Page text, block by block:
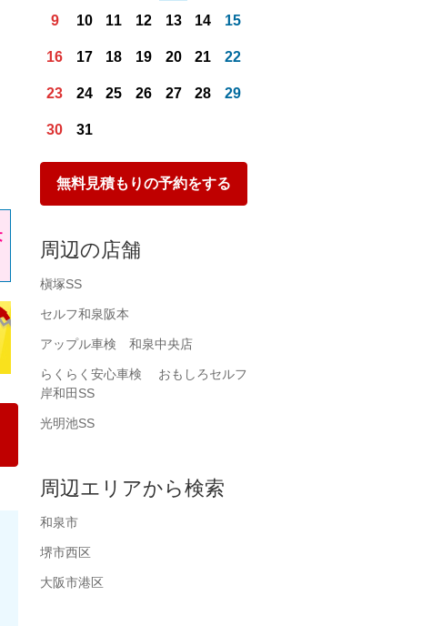
9 10 11 12 13 14 15
16 17 18 19 20 21 22
23 24 25 26 27 28 29
30 31
無料見積もりの予約をする
周辺の店舗
槇塚SS
セルフ和泉阪本
アップル車検 和泉中央店
らくらく安心車検 おもしろセルフ
岸和田SS
光明池SS
周辺エリアから検索
和泉市
堺市西区
大阪市港区